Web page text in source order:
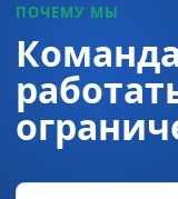
ПОЧЕМУ МЫ